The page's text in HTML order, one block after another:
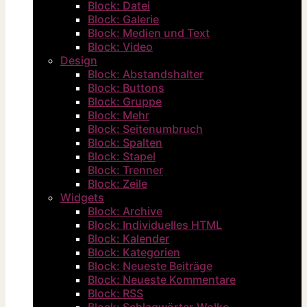
Block: Datei
Block: Galerie
Block: Medien und Text
Block: Video
Design
Block: Abstandshalter
Block: Buttons
Block: Gruppe
Block: Mehr
Block: Seitenumbruch
Block: Spalten
Block: Stapel
Block: Trenner
Block: Zeile
Widgets
Block: Archive
Block: Individuelles HTML
Block: Kalender
Block: Kategorien
Block: Neueste Beiträge
Block: Neueste Kommentare
Block: RSS